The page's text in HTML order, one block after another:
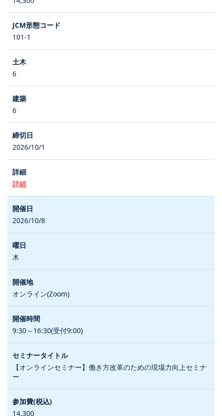
101-1
6
6
2026/10/1
詳細
2026/10/8
木
オンライン(Zoom)
9:30～16:30(受付9:00)
【オンラインセミナー】働き方改革のための現場力向上セミナ
ー
14,300